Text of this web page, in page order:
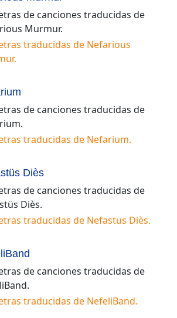
de canciones traducidas de
Murmur.
traducidas de Nefarious
.
de canciones traducidas de
.
traducidas de Nefarium.
Diès
de canciones traducidas de
Diès.
traducidas de Nefastüs Diès.
de canciones traducidas de
.
traducidas de NefeliBand.